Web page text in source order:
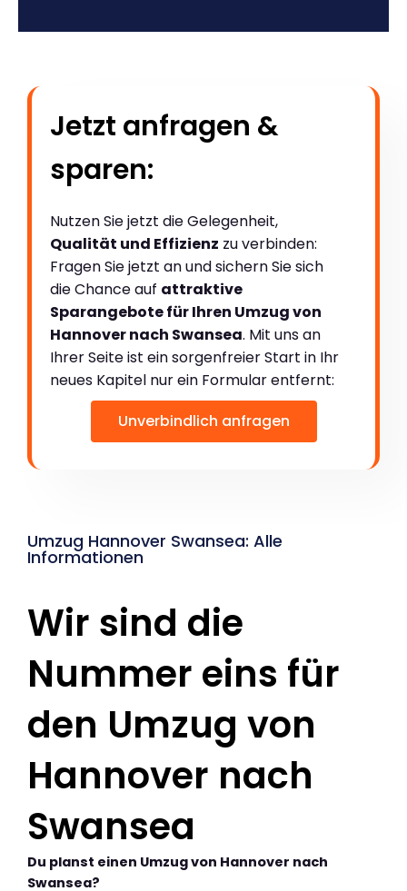
Jetzt anfragen &
sparen:
Nutzen Sie jetzt die Gelegenheit,
Qualität und Effizienz zu verbinden:
Fragen Sie jetzt an und sichern Sie sich
die Chance auf attraktive
Sparangebote für Ihren Umzug von
Hannover nach Swansea. Mit uns an
Ihrer Seite ist ein sorgenfreier Start in Ihr
neues Kapitel nur ein Formular entfernt:
Unverbindlich anfragen
Umzug Hannover Swansea: Alle
Informationen
Wir sind die
Nummer eins für
den Umzug von
Hannover nach
Swansea
Du planst einen Umzug von Hannover nach
Swansea?